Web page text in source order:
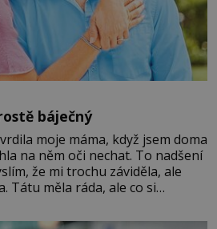
báječný
moje máma, když jsem doma
na něm oči nechat. To nadšení
že mi trochu záviděla, ale
Tátu měla ráda, ale co si
byla jiná doba, když